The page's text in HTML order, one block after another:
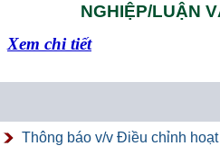
NGHIỆP/LUẬN
Xem chi tiết
Thông báo v/v Điều chỉnh